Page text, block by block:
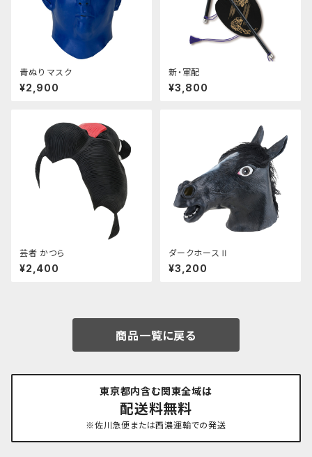
青ぬり マスク
¥2,900
新・軍配
¥3,800
芸者 かつら
¥2,400
ダークホースⅡ
¥3,200
商品一覧に戻る
東京都内含む関東全域は
配送料無料
※佐川急便または西濃運輸での発送